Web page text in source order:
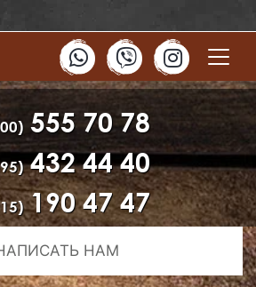
555 70 78
432 44 40
190 47 47
НАМ